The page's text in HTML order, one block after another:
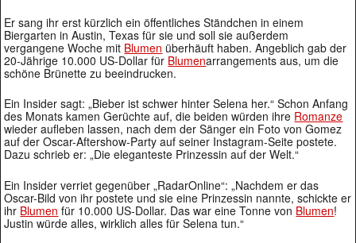
Er sang ihr erst kürzlich ein öffentliches Ständchen in einem
Biergarten in Austin, Texas für sie und soll sie außerdem
vergangene Woche mit Blumen überhäuft haben. Angeblich gab der
20-Jährige 10.000 US-Dollar für Blumenarrangements aus, um die
schöne Brünette zu beeindrucken.
Ein Insider sagt: „Bieber ist schwer hinter Selena her.“ Schon Anfang
des Monats kamen Gerüchte auf, die beiden würden ihre Romanze
wieder aufleben lassen, nach dem der Sänger ein Foto von Gomez
auf der Oscar-Aftershow-Party auf seiner Instagram-Seite postete.
Dazu schrieb er: „Die eleganteste Prinzessin auf der Welt.“
Ein Insider verriet gegenüber „RadarOnline“: „Nachdem er das
Oscar-Bild von ihr postete und sie eine Prinzessin nannte, schickte er
ihr Blumen für 10.000 US-Dollar. Das war eine Tonne von Blumen!
Justin würde alles, wirklich alles für Selena tun.“